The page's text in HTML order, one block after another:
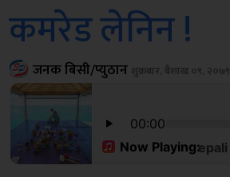
कमरेड लेनिन !
जनक बिसी/प्युठान शुक्रबार, बैशाख ०९, २०७९